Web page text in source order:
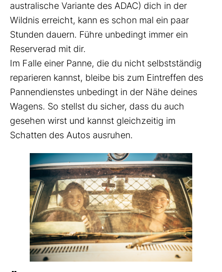
australische Variante des ADAC) dich in der
Wildnis erreicht, kann es schon mal ein paar
Stunden dauern. Führe unbedingt immer ein
Reserverad mit dir.
Im Falle einer Panne, die du nicht selbstständig
reparieren kannst, bleibe bis zum Eintreffen des
Pannendienstes unbedingt in der Nähe deines
Wagens. So stellst du sicher, dass du auch
gesehen wirst und kannst gleichzeitig im
Schatten des Autos ausruhen.